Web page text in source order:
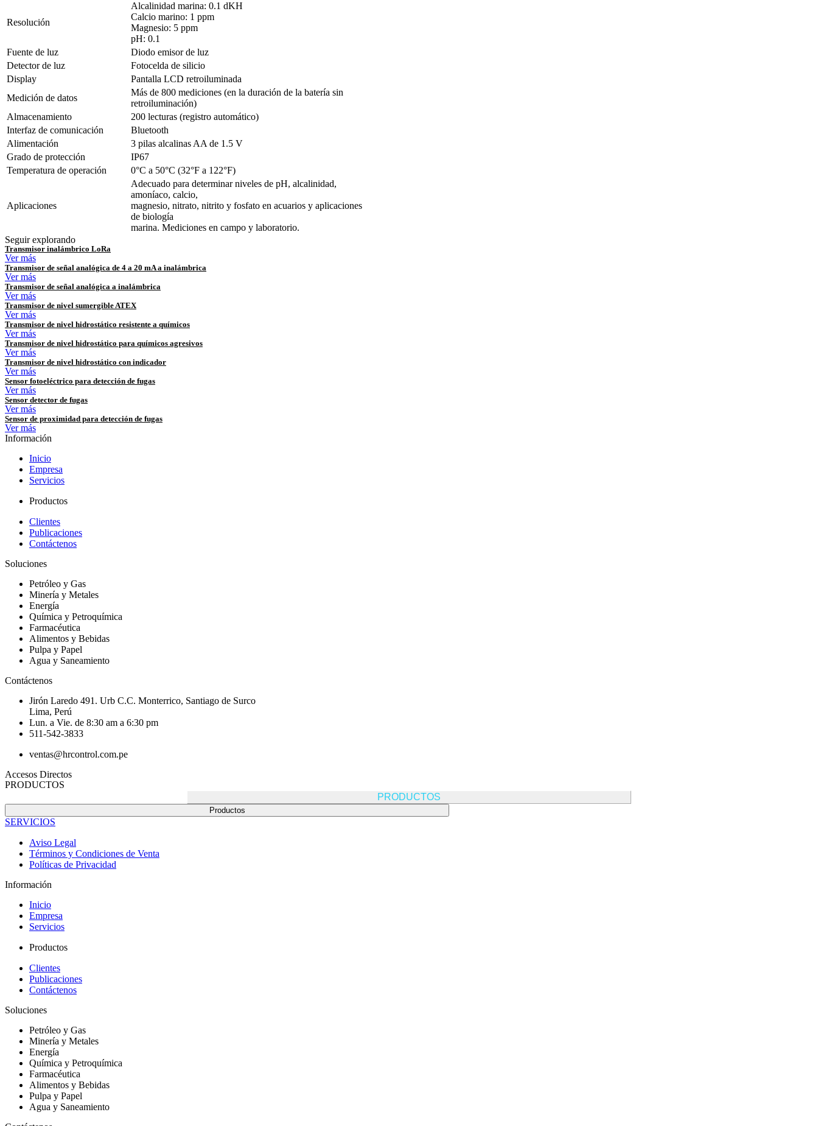
Resolución
Alcalinidad marina: 0.1 dKH
Calcio marino: 1 ppm
Magnesio: 5 ppm
pH: 0.1
Fuente de luz
Diodo emisor de luz
Detector de luz
Fotocelda de silicio
Display
Pantalla LCD retroiluminada
Medición de datos
Más de 800 mediciones (en la duración de la batería sin
retroiluminación)
Almacenamiento
200 lecturas (registro automático)
Interfaz de comunicación
Bluetooth
Alimentación
3 pilas alcalinas AA de 1.5 V
Grado de protección
IP67
Temperatura de operación
0°C a 50°C (32°F a 122°F)
Aplicaciones
Adecuado para determinar niveles de pH, alcalinidad,
amoníaco, calcio,
magnesio, nitrato, nitrito y fosfato en acuarios y aplicaciones
de biología
marina. Mediciones en campo y laboratorio.
Seguir explorando
Transmisor inalámbrico LoRa
Ver más
Transmisor de señal analógica de 4 a 20 mA a inalámbrica
Ver más
Transmisor de señal analógica a inalámbrica
Ver más
Transmisor de nivel sumergible ATEX
Ver más
Transmisor de nivel hidrostático resistente a químicos
Ver más
Transmisor de nivel hidrostático para químicos agresivos
Ver más
Transmisor de nivel hidrostático con indicador
Ver más
Sensor fotoeléctrico para detección de fugas
Ver más
Sensor detector de fugas
Ver más
Sensor de proximidad para detección de fugas
Ver más
Información
Inicio
Empresa
Servicios
Productos
Clientes
Publicaciones
Contáctenos
Soluciones
Petróleo y Gas
Minería y Metales
Energía
Química y Petroquímica
Farmacéutica
Alimentos y Bebidas
Pulpa y Papel
Agua y Saneamiento
Contáctenos
Jirón Laredo 491. Urb C.C. Monterrico, Santiago de Surco
Lima, Perú
Lun. a Vie. de 8:30 am a 6:30 pm
511-542-3833
ventas@hrcontrol.com.pe
Accesos Directos
PRODUCTOS
PRODUCTOS
Productos
SERVICIOS
Aviso Legal
Términos y Condiciones de Venta
Políticas de Privacidad
Información
Inicio
Empresa
Servicios
Productos
Clientes
Publicaciones
Contáctenos
Soluciones
Petróleo y Gas
Minería y Metales
Energía
Química y Petroquímica
Farmacéutica
Alimentos y Bebidas
Pulpa y Papel
Agua y Saneamiento